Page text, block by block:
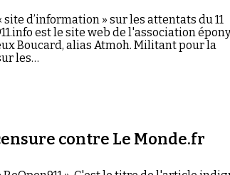
d’information » sur les attentats du 11
est le site web de l'association
Boucard, alias Atmoh. Militant pour la
les…
contre Le Monde.fr